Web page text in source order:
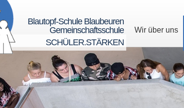
Blautopf-Schule Blaubeuren
Gemeinschaftsschule
SCHÜLER.STÄRKEN
Wir über uns